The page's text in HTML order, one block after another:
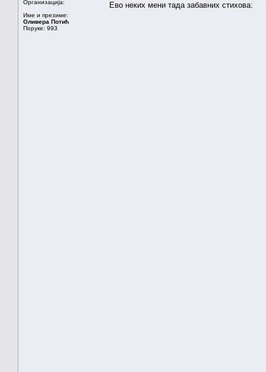
Организација:
Име и презиме:
Оливера Потић
Поруке: 993
Ево неких мени тада забавних стихова: